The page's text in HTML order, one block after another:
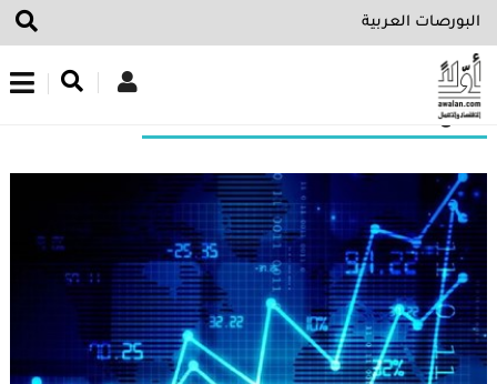
نتائج البحث عن“البورصات العربية”